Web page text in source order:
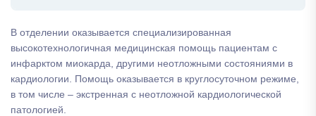
В отделении оказывается специализированная
высокотехнологичная медицинская помощь пациентам с
инфарктом миокарда, другими неотложными состояниями в
кардиологии. Помощь оказывается в круглосуточном режиме,
в том числе – экстренная с неотложной кардиологической
патологией.